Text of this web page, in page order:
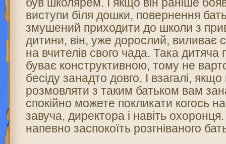
виступи біля дошки, повернення
змушений приходити до школи з
дитини, він, уже дорослий, виливає
на вчителів свого чада. Така дитяча
буває конструктивною, тому не
бесіду занадто довго. І взагалі,
розмовляти з таким батьком вам
спокійно можете покликати когось
завуча, директора і навіть охоронця.
напевно заспокоїть розгніваного